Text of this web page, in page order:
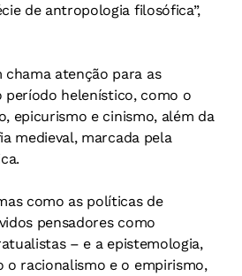
de antropologia filosófica”,
atenção para as
período helenístico, como o
epicurismo e cinismo, além da
medieval, marcada pela
como as políticas de
pensadores como
– e a epistemologia,
o racionalismo e o empirismo,